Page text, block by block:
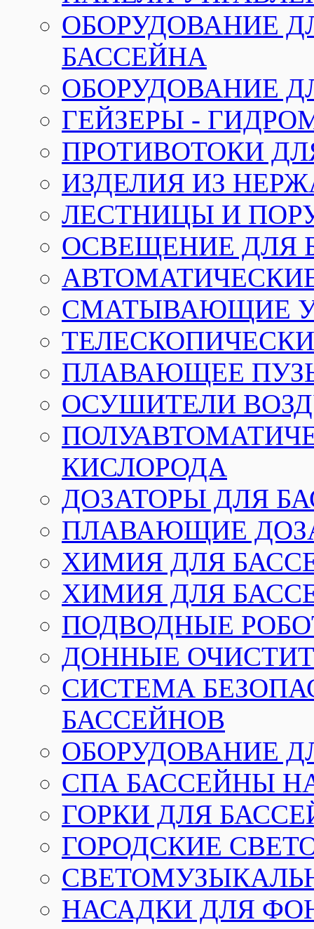
ОБОРУДОВАНИЕ
БАССЕЙНА
ОБОРУДОВАНИЕ
ГЕЙЗЕРЫ -
ПРОТИВОТОКИ
ИЗДЕЛИЯ ИЗ
ЛЕСТНИЦЫ И
ОСВЕЩЕНИЕ ДЛЯ
СМАТЫВАЮЩИЕ
ПЛАВАЮЩЕЕ
ОСУШИТЕЛИ
КИСЛОРОДА
ДОЗАТОРЫ ДЛЯ
ПЛАВАЮЩИЕ
ХИМИЯ ДЛЯ
ХИМИЯ ДЛЯ
ПОДВОДНЫЕ
ДОННЫЕ
СИСТЕМА
БАССЕЙНОВ
ОБОРУДОВАНИЕ
СПА БАССЕЙНЫ
ГОРКИ ДЛЯ
ГОРОДСКИЕ
НАСАДКИ ДЛЯ